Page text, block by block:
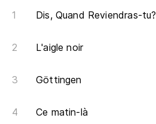
Dis, Quand Reviendras-tu?
L'aigle noir
Göttingen
Ce matin-là